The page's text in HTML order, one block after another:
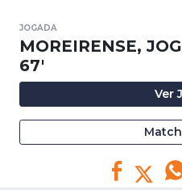
JOGADA
MOREIRENSE,
67'
Ver